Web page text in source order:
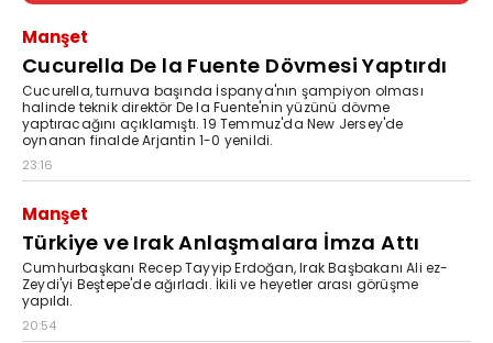
Manşet
Cucurella De la Fuente Dövmesi Yaptırdı
Cucurella, turnuva başında İspanya'nın şampiyon olması
halinde teknik direktör De la Fuente'nin yüzünü dövme
yaptıracağını açıklamıştı. 19 Temmuz'da New Jersey'de
oynanan finalde Arjantin 1-0 yenildi.
23:16
Manşet
Türkiye ve Irak Anlaşmalara İmza Attı
Cumhurbaşkanı Recep Tayyip Erdoğan, Irak Başbakanı Ali ez-
Zeydi'yi Beştepe'de ağırladı. İkili ve heyetler arası görüşme
yapıldı.
20:54